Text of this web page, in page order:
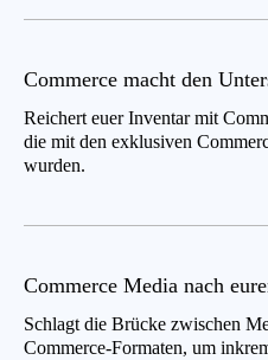
Commerce macht den
Reichert euer Inventar mit
die mit den exklusiven
wurden.
Commerce Media nach
Schlagt die Brücke zwischen
Commerce-Formaten, um